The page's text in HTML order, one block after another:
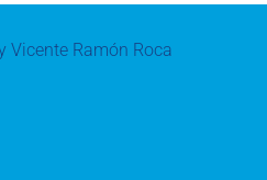
Vicente Ramón Roca